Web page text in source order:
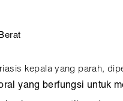
kepala yang parah,
yang berfungsi untuk